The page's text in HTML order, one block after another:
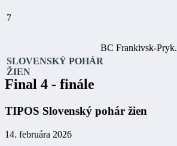
7
BC Frankivsk-Pryk.
SLOVENSKÝ POHÁR
ŽIEN
Final 4 - finále
TIPOS Slovenský pohár žien
14. februára 2026